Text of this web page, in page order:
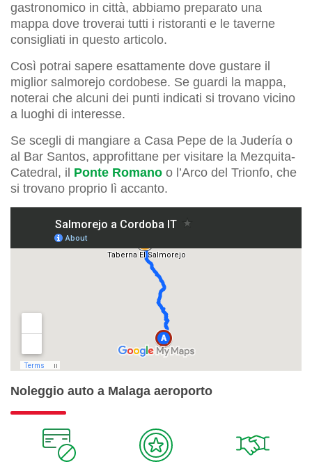
gastronomico in città, abbiamo preparato una
mappa dove troverai tutti i ristoranti e le taverne
consigliati in questo articolo.
Così potrai sapere esattamente dove gustare il
miglior salmorejo cordobese. Se guardi la mappa,
noterai che alcuni dei punti indicati si trovano vicino
a luoghi di interesse.
Se scegli di mangiare a Casa Pepe de la Judería o
al Bar Santos, approfittane per visitare la Mezquita-
Catedral, il Ponte Romano o l’Arco del Trionfo, che
si trovano proprio lì accanto.
Noleggio auto a Malaga aeroporto